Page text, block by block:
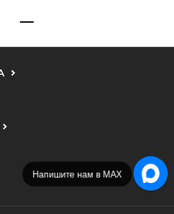
Напишите нам в MAX